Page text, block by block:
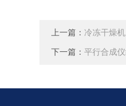
上一篇：冷冻干燥
下一篇：平行合成